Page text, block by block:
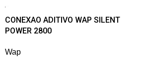
CONEXAO ADITIVO WAP SILENT
POWER 2800
Wap